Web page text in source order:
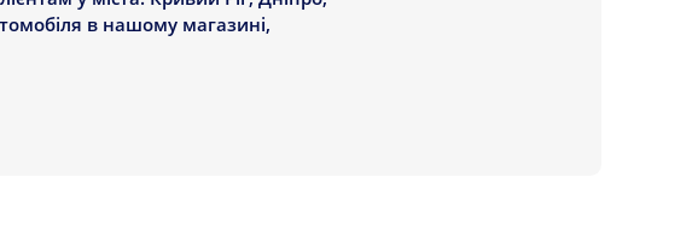
в нашому магазині,